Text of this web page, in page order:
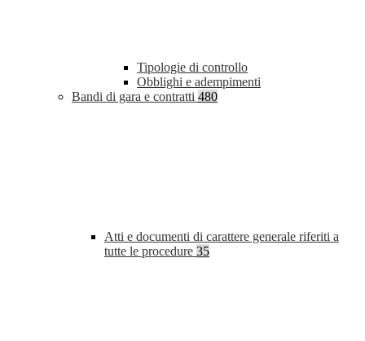
Tipologie di controllo
Obblighi e adempimenti
Bandi di gara e contratti 480
Atti e documenti di carattere generale riferiti a
tutte le procedure 35